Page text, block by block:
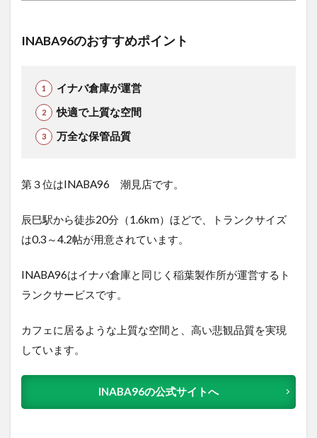
INABA96のおすすめポイント
イナバ倉庫が運営
快適で上質な空間
万全な保管品質
第３位はINABA96 潮見店です。
辰巳駅から徒歩20分（1.6km）ほどで、トランクサイズ
は0.3～4.2帖が用意されています。
INABA96はイナバ倉庫と同じく稲葉製作所が運営するト
ランクサービスです。
カフェに居るような上質な空間と、高い悲観品質を実現
しています。
INABA96の公式サイトへ